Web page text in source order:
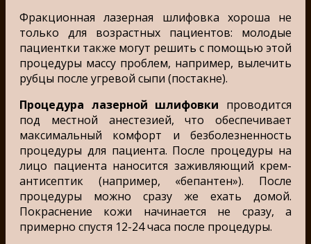
Фракционная лазерная шлифовка хороша не
только для возрастных пациентов: молодые
пациентки также могут решить с помощью этой
процедуры массу проблем, например, вылечить
рубцы после угревой сыпи (постакне).
Процедура лазерной шлифовки проводится
под местной анестезией, что обеспечивает
максимальный комфорт и безболезненность
процедуры для пациента. После процедуры на
лицо пациента наносится заживляющий крем-
антисептик (например, «бепантен»). После
процедуры можно сразу же ехать домой.
Покраснение кожи начинается не сразу, а
примерно спустя 12-24 часа после процедуры.